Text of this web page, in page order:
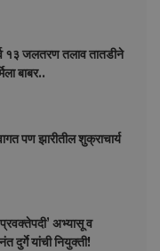
१३ जलतरण तलाव तातडीने
बाबर..
पण झारीतील शुक्राचार्य
अभ्यासू व
दुर्गे यांची नियुक्ती!